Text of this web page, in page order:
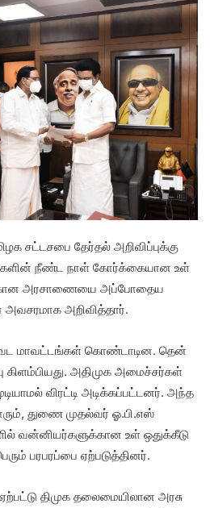
சட்டசபை தேர்தல் அறிவிப்புக்கு
நீண்ட நாள் கோர்க்கையான உள்
அரசாணையை அப்போதைய
அவசரமாக அறிவித்தார்.
வட மாவட்டங்கள் கொண்டாடின. தென்
கிளம்பியது. அதிமுக அமைச்சர்கள்
விரட்டி அடிக்கப்பட்டனர். அந்த
துணை முதல்வர் ஓ.பி.எஸ்
வன்னியர்களுக்கான உள் ஒதுக்கீடு
பரபரப்பை ஏற்படுத்தினர்.
திமுக தலைமையிலான அரசு